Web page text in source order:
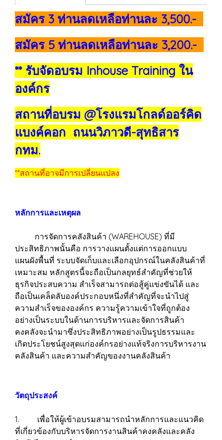
สมัคร 3 ท่านลดเหลือท่านละ 3,500.-
สมัคร 5 ท่านลดเหลือท่านละ 3,200.-
** รับจัดอบรม Inhouse Training ใน
องค์กร
สถานที่อบรม @โรงแรมโกลด์ออร์คิด
แบงค์คอก ถนนวิภาวดี-สุทธิสาร
กทม.
**สถานที่อาจมีการเปลี่ยนแปลง
หลักการและเหตุผล
การจัดการคลังสินค้า (WAREHOUSE) ที่มี
ประสิทธิภาพนั้นคือ การวางแผนตั้งแต่การออกแบบ
แผนผังพื้นที่ ระบบจัดเก็บและเลือกอุปกรณ์ในคลังสินค้าที่
เหมาะสม หลักสูตรนี้จะถือเป็นกลยุทธ์สำคัญที่ช่วยให้
ธุรกิจประสบความ สำเร็จสามารถต่อสู้คู่แข่งขันได้ และ
ถือเป็นเคล็ดลับองค์ประกอบหนึ่งที่สำคัญที่จะนำไปสู่
ความสำเร็จขององค์กร ความรู้ความเข้าใจที่ถูกต้อง
อย่างเป็นระบบในด้านการบริหารและจัดการสินค้า
คงคลังจะนำมาซึ่งประสิทธิภาพอย่างเป็นรูปธรรมและ
เกิดประโยชน์สูงสุดแก่องค์กรอย่างแท้จริงการบริหารงาน
คลังสินค้า และความสำคัญของงานคลังสินค้า
วัตถุประสงค์
1. เพื่อให้ผู้เข้าอบรมสามารถนำหลักการและแนวคิด
ที่เกี่ยวข้องกับบริหารจัดการงานสินค้าคงคลังและคลัง